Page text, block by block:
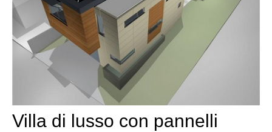
Villa di lusso con pannelli